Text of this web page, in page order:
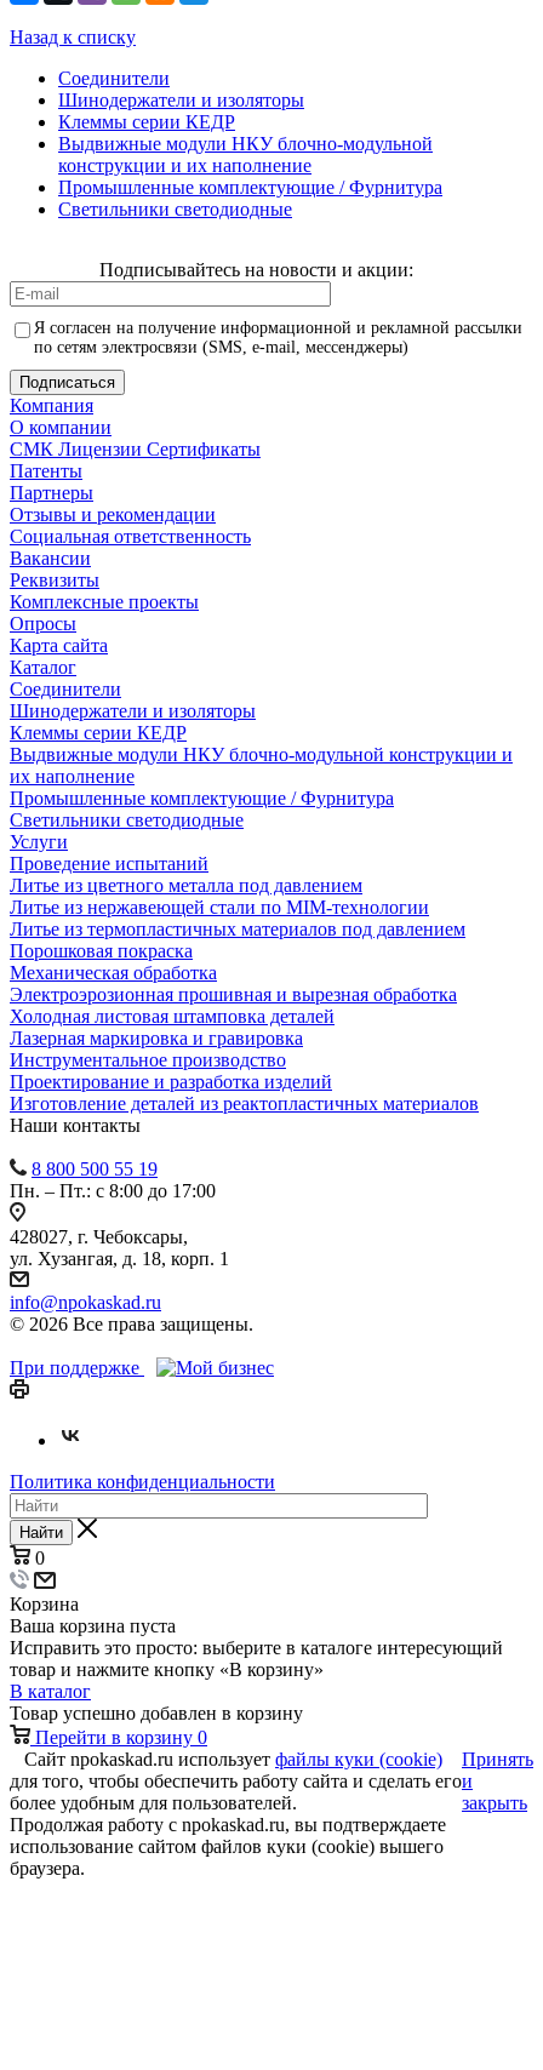
Назад к списку
Соединители
Шинодержатели и изоляторы
Клеммы серии КЕДР
Выдвижные модули НКУ блочно-модульной
конструкции и их наполнение
Промышленные комплектующие / Фурнитура
Светильники светодиодные
Подписывайтесь на новости и акции:
Я согласен на получение информационной и рекламной рассылки
по сетям электросвязи (SMS, e-mail, мессенджеры)
Компания
О компании
СМК Лицензии Сертификаты
Патенты
Партнеры
Отзывы и рекомендации
Социальная ответственность
Вакансии
Реквизиты
Комплексные проекты
Опросы
Карта сайта
Каталог
Соединители
Шинодержатели и изоляторы
Клеммы серии КЕДР
Выдвижные модули НКУ блочно-модульной конструкции и
их наполнение
Промышленные комплектующие / Фурнитура
Светильники светодиодные
Услуги
Проведение испытаний
Литье из цветного металла под давлением
Литье из нержавеющей стали по MIM-технологии
Литье из термопластичных материалов под давлением
Порошковая покраска
Механическая обработка
Электроэрозионная прошивная и вырезная обработка
Холодная листовая штамповка деталей
Лазерная маркировка и гравировка
Инструментальное производство
Проектирование и разработка изделий
Изготовление деталей из реактопластичных материалов
Наши контакты
8 800 500 55 19
Пн. – Пт.: с 8:00 до 17:00
428027, г. Чебоксары,
ул. Хузангая, д. 18, корп. 1
info@npokaskad.ru
© 2026 Все права защищены.
При поддержке
Политика конфиденциальности
Найти
0
Корзина
Ваша корзина пуста
Исправить это просто: выберите в каталоге интересующий
товар и нажмите кнопку «В корзину»
В каталог
Товар успешно добавлен в корзину
Перейти в корзину 0
Сайт npokaskad.ru использует файлы куки (cookie)
для того, чтобы обеспечить работу сайта и сделать его
более удобным для пользователей.
Продолжая работу с npokaskad.ru, вы подтверждаете
использование сайтом файлов куки (cookie) вышего
браузера.
Принять
и
закрыть